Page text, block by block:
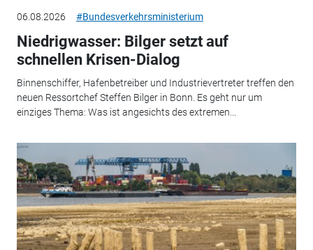
06.08.2026 #Bundesverkehrsministerium
Niedrigwasser: Bilger setzt auf
schnellen Krisen-Dialog
Binnenschiffer, Hafenbetreiber und Industrievertreter treffen den
neuen Ressortchef Steffen Bilger in Bonn. Es geht nur um
einziges Thema: Was ist angesichts des extremen...